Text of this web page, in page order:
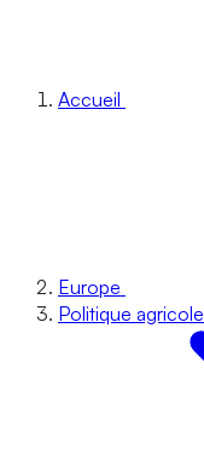
Accueil
Europe
Politique agricole